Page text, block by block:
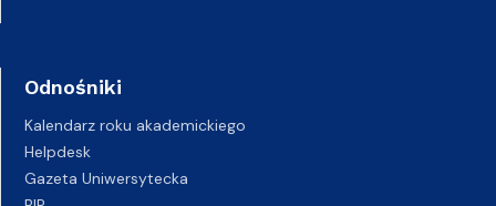
Odnośniki
Kalendarz roku akademickiego
Helpdesk
Gazeta Uniwersytecka